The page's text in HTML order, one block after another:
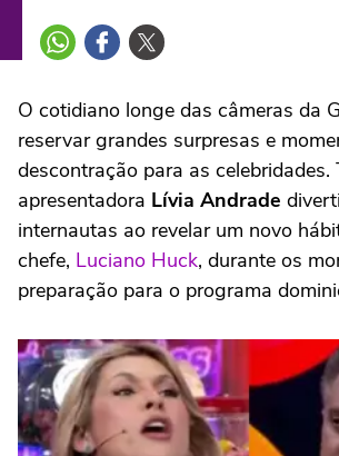
O cotidiano longe das câmeras da
reservar grandes surpresas e
descontração para as celebridades.
apresentadora Lívia Andrade
internautas ao revelar um novo
chefe, Luciano Huck, durante os
preparação para o programa